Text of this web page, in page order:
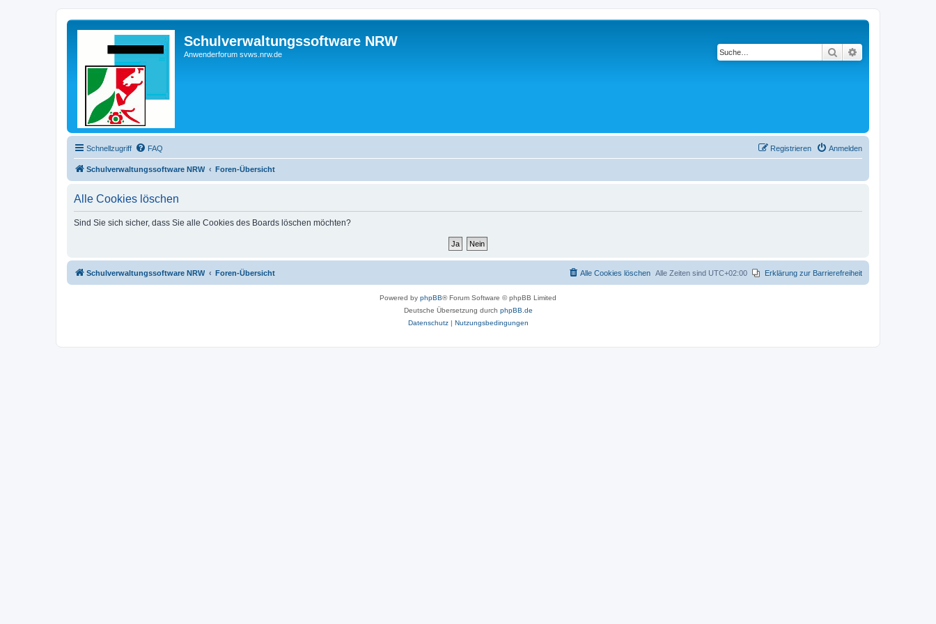
Schulverwaltungssoftware NRW
Anwenderforum svws.nrw.de Suche
Schnellzugriff FAQ Anmelden
Registrieren
Schulverwaltungssoftware NRW Foren-Übersicht
Alle Cookies löschen
Sind Sie sich sicher, dass Sie alle Cookies des Boards löschen möchten?
Schulverwaltungssoftware NRW Foren-Übersicht Erklärung zur Barrierefreiheit
Alle Zeiten sind UTC+02:00
Alle Cookies löschen
Powered by phpBB® Forum Software © phpBB Limited
Deutsche Übersetzung durch phpBB.de
Datenschutz| Nutzungsbedingungen